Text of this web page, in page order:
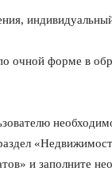
очной форме в
раздел
и заполните